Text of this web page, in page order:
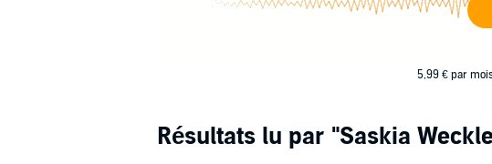
5,99 € par
Résultats lu par "Saskia